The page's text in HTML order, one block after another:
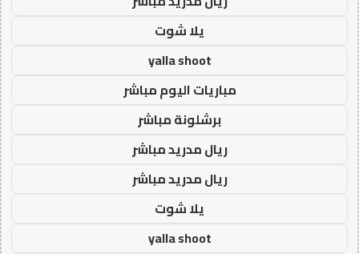
يلا شوت
yalla shoot
مباريات اليوم مباشر
برشلونة مباشر
ريال مدريد مباشر
ريال مدريد مباشر
يلا شوت
yalla shoot